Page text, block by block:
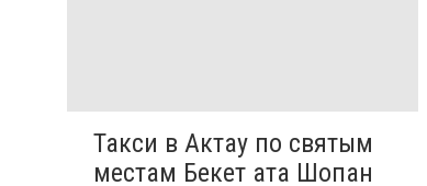
Такси в Актау по святым
местам Бекет ата Шопан